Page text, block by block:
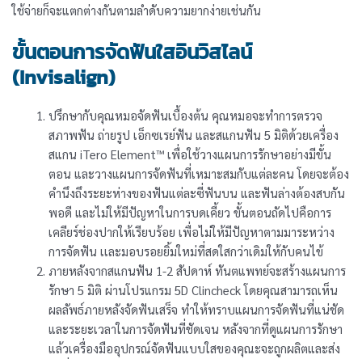
ใช้จ่ายก็จะแตกต่างกันตามลำดับความยากง่ายเช่นกัน
ขั้นตอนการจัดฟันใสอินวิสไลน์
(Invisalign)
ปรึกษากับคุณหมอจัดฟันเบื้องต้น คุณหมอจะทำการตรวจ
สภาพฟัน ถ่ายรูป เอ็กซเรย์ฟัน และสแกนฟัน 5 มิติด้วยเครื่อง
สแกน iTero Element™ เพื่อใช้วางแผนการรักษาอย่างมีขั้น
ตอน และวางแผนการจัดฟันที่เหมาะสมกับแต่ละคน โดยจะต้อง
คำนึงถึงระยะห่างของฟันแต่ละซี่ฟันบน และฟันล่างต้องสบกัน
พอดี และไม่ให้มีปัญหาในการบดเคี้ยว ขั้นตอนถัดไปคือการ
เคลียร์ช่องปากให้เรียบร้อย เพื่อไม่ให้มีปัญหาตามมาระหว่าง
การจัดฟัน เเละมอบรอยยิ้มใหม่ที่สดใสกว่าเดิมให้กับคนไข้
ภายหลังจากสแกนฟัน 1-2 สัปดาห์ ทันตแพทย์จะสร้างแผนการ
รักษา 5 มิติ ผ่านโปรแกรม 5D Clincheck โดยคุณสามารถเห็น
ผลลัพธ์ภายหลังจัดฟันเสร็จ ทำให้ทราบแผนการจัดฟันที่แน่ชัด
และระยะเวลาในการจัดฟันที่ชัดเจน หลังจากที่ดูแผนการรักษา
แล้วเครื่องมืออุปกรณ์จัดฟันแบบใสของคุณะจะถูกผลิตและส่ง